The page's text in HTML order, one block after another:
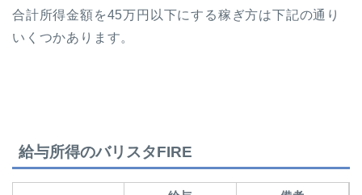
合計所得金額を45万円以下にする稼ぎ方は下記の通り
いくつかあります。
給与所得のバリスタFIRE